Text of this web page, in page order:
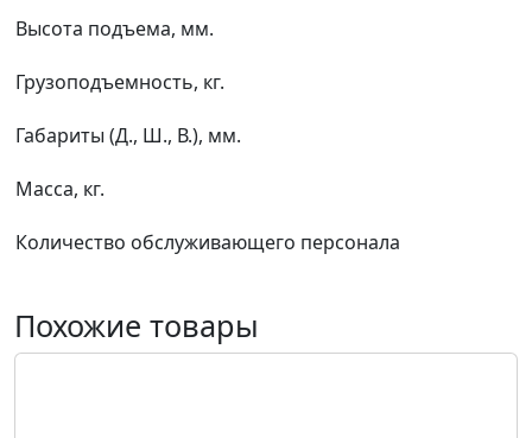
Высота подъема, мм.
Грузоподъемность, кг.
Габариты (Д., Ш., В.), мм.
Масса, кг.
Количество обслуживающего персонала
Похожие товары